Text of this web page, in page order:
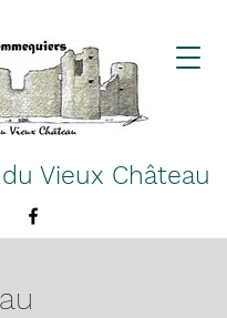
Vieux Château